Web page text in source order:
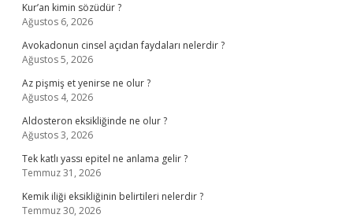
Kur’an kimin sözüdür ?
Ağustos 6, 2026
Avokadonun cinsel açıdan faydaları nelerdir ?
Ağustos 5, 2026
Az pişmiş et yenirse ne olur ?
Ağustos 4, 2026
Aldosteron eksikliğinde ne olur ?
Ağustos 3, 2026
Tek katlı yassı epitel ne anlama gelir ?
Temmuz 31, 2026
Kemik iliği eksikliğinin belirtileri nelerdir ?
Temmuz 30, 2026